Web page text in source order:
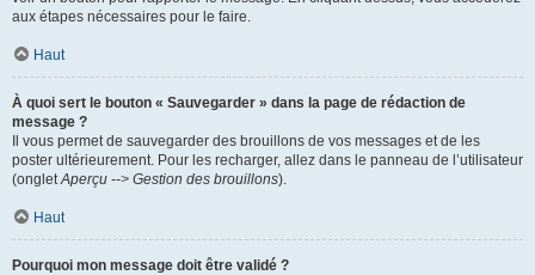
aux étapes nécessaires pour le faire.
Haut
À quoi sert le bouton « Sauvegarder » dans la page de rédaction de
message ?
Il vous permet de sauvegarder des brouillons de vos messages et de les
poster ultérieurement. Pour les recharger, allez dans le panneau de l’utilisateur
(ongletAperçu --> Gestion des brouillons).
Haut
Pourquoi mon message doit être validé ?